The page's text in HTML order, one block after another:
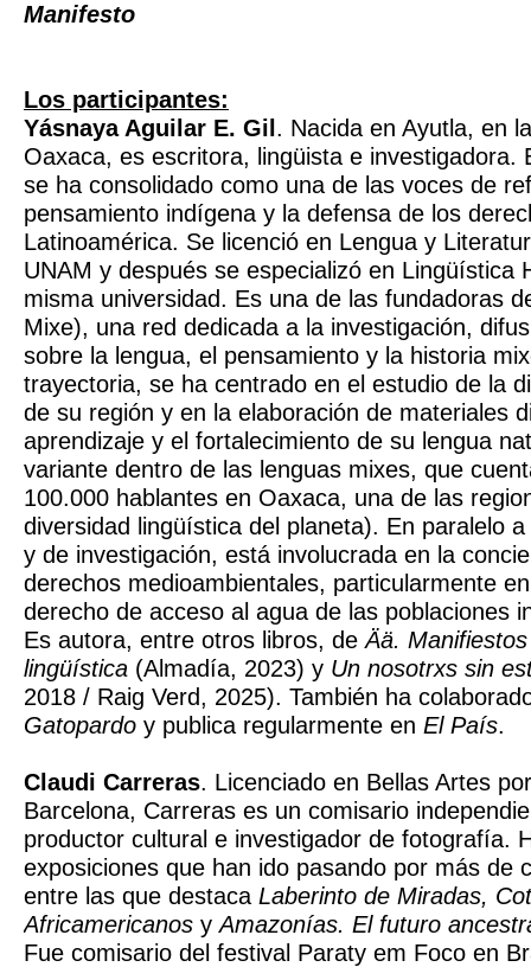
Manifesto
Los participantes:
Yásnaya Aguilar E. Gil . Nacida en Ayutla, en
Oaxaca, es escritora, lingüista e investigadora.
se ha consolidado como una de las voces de
pensamiento indígena y la defensa de los
Latinoamérica. Se licenció en Lengua y
UNAM y después se especializó en Lingüística
misma universidad. Es una de las fundadoras
Mixe), una red dedicada a la investigación,
sobre la lengua, el pensamiento y la historia
trayectoria, se ha centrado en el estudio de la
de su región y en la elaboración de materiales
aprendizaje y el fortalecimiento de su lengua
variante dentro de las lenguas mixes, que
100.000 hablantes en Oaxaca, una de las
diversidad lingüística del planeta). En paralelo
y de investigación, está involucrada en la
derechos medioambientales, particularmente
derecho de acceso al agua de las poblaciones
Es autora, entre otros libros, de Ää.
lingüística (Almadía, 2023) y Un nosotrxs sin
2018 / Raig Verd, 2025). También ha
Gatopardo y publica regularmente en El País.
Claudi Carreras. Licenciado en Bellas Artes
Barcelona, Carreras es un comisario
productor cultural e investigador de fotografía.
exposiciones que han ido pasando por más de
entre las que destaca Laberinto de Miradas,
Africamericanos yAmazonías. El futuro
Fue comisario del festival Paraty em Foco en